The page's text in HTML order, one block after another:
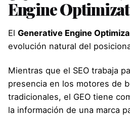
Engine
El Generative Engine
evolución natural del
Mientras que el SEO trabaja
presencia en los motores de
tradicionales, el GEO tiene
la información de una marca